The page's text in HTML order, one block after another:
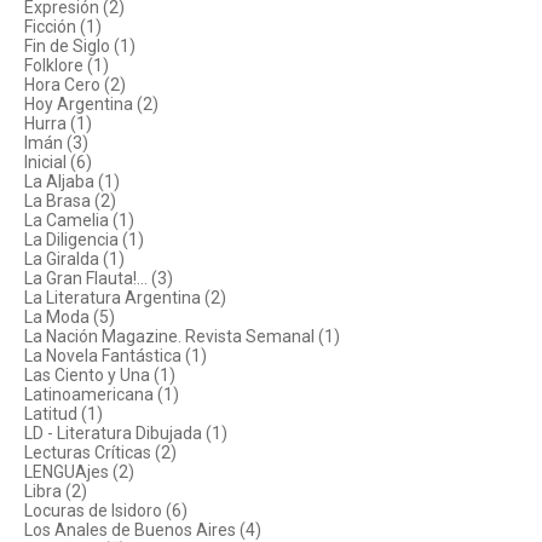
Expresión (2)
Ficción (1)
Fin de Siglo (1)
Folklore (1)
Hora Cero (2)
Hoy Argentina (2)
Hurra (1)
Imán (3)
Inicial (6)
La Aljaba (1)
La Brasa (2)
La Camelia (1)
La Diligencia (1)
La Giralda (1)
La Gran Flauta!... (3)
La Literatura Argentina (2)
La Moda (5)
La Nación Magazine. Revista Semanal (1)
La Novela Fantástica (1)
Las Ciento y Una (1)
Latinoamericana (1)
Latitud (1)
LD - Literatura Dibujada (1)
Lecturas Críticas (2)
LENGUAjes (2)
Libra (2)
Locuras de Isidoro (6)
Los Anales de Buenos Aires (4)